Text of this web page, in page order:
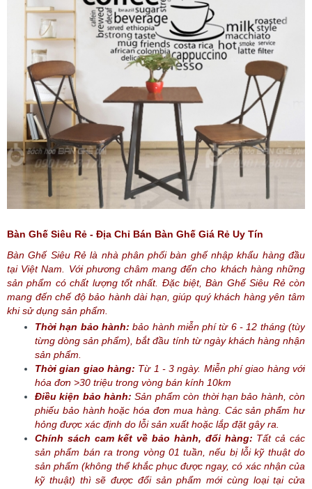
Bàn Ghế Siêu Rẻ - Địa Chỉ Bán Bàn Ghế Giá Rẻ Uy Tín
Bàn Ghế Siêu Rẻ là nhà phân phối bàn ghế nhập khẩu hàng đầu
tại Việt Nam. Với phương châm mang đến cho khách hàng những
sản phẩm có chất lượng tốt nhất. Đặc biệt, Bàn Ghế Siêu Rẻ còn
mang đến chế độ bảo hành dài hạn, giúp quý khách hàng yên tâm
khi sử dụng sản phẩm.
Thời hạn bảo hành:bảo hành miễn phí từ 6 - 12 tháng (tùy
từng dòng sản phẩm), bắt đầu tính từ ngày khách hàng nhận
sản phẩm.
Thời gian giao hàng: Từ 1 - 3 ngày. Miễn phí giao hàng với
hóa đơn >30 triệu trong vòng bán kính 10km
Điều kiện bảo hành:Sản phẩm còn thời hạn bảo hành, còn
phiếu bảo hành hoặc hóa đơn mua hàng. Các sản phẩm hư
hỏng được xác định do lỗi sản xuất hoặc lắp đặt gây ra.
Chính sách cam kết về bảo hành, đổi hàng: Tất cả các
sản phẩm bán ra trong vòng 01 tuần, nếu bị lỗi kỹ thuật do
sản phẩm (không thể khắc phục được ngay, có xác nhận của
kỹ thuật) thì sẽ được đổi sản phẩm mới cùng loại tại cửa